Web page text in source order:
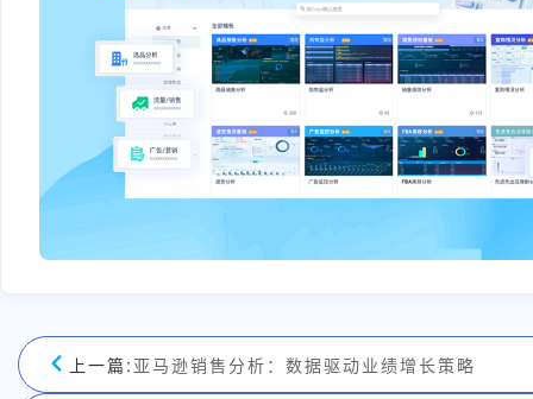
上一篇: 亚马逊销售分析：数据驱动业绩增长策略